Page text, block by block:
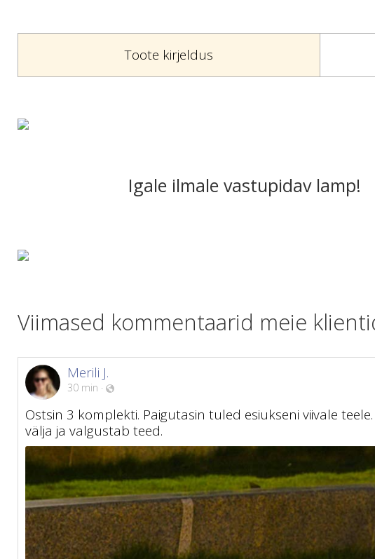
Toote kirjeldus
Igale ilmale vastupidav lamp!
Viimased kommentaarid meie
Merili J.
30 min ·
Ostsin 3 komplekti. Paigutasin tuled esiukseni viivale
välja ja valgustab teed.